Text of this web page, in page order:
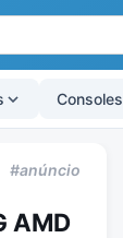
Consoles
#anúncio
AMD